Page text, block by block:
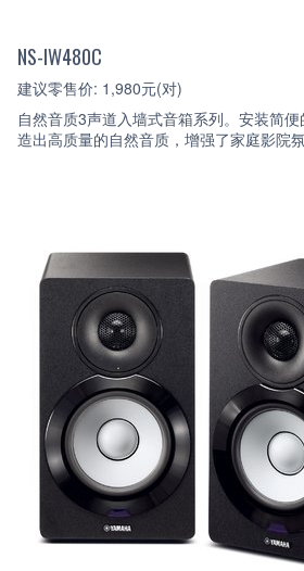
NS-IW480C
建议零售价: 1,980元(对)
自然音质3声道入墙式音箱系列。安装简
造出高质量的自然音质，增强了家庭影院氛